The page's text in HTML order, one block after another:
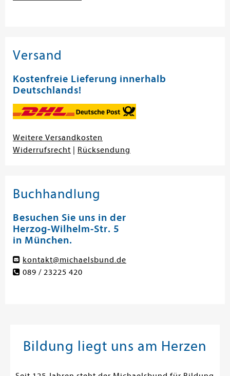
Versand
Kostenfreie Lieferung innerhalb
Deutschlands!
Weitere Versandkosten
Widerrufsrecht
Rücksendung
Buchhandlung
Besuchen Sie uns in der
Herzog-Wilhelm-Str. 5
in München.
kontakt@michaelsbund.de
089 / 23225 420
Bildung liegt uns am Herzen